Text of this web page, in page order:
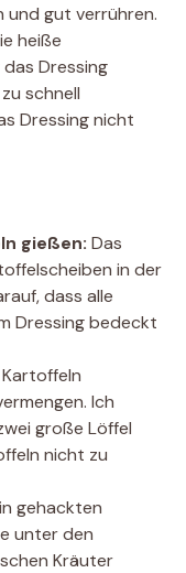
und gut verrühren.
heiße
Dressing
schnell
Dressing nicht
gießen: Das
in der
dass alle
Dressing bedeckt
Ich
große Löffel
nicht zu
gehackten
unter den
Kräuter